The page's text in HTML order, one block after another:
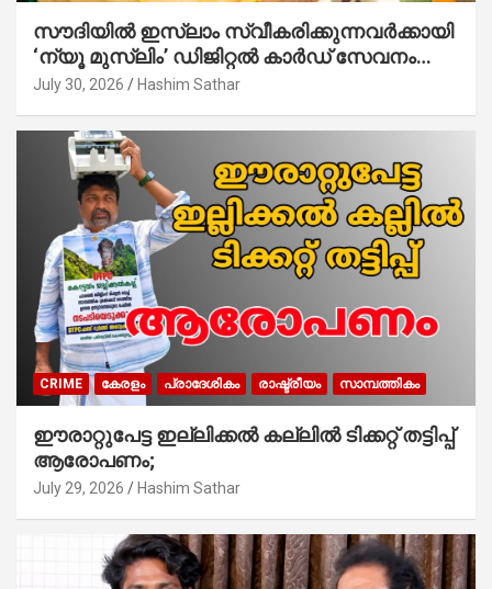
സൗദിയില്‍ ഇസ്‌ലാം സ്വീകരിക്കുന്നവര്‍ക്കായി
‘ന്യൂ മുസ്ലിം’ ഡിജിറ്റല്‍ കാര്‍ഡ് സേവനം
ആരംഭിച്ചു
July 30, 2026 Hashim Sathar
CRIME കേരളം പ്രാദേശികം രാഷ്ട്രീയം സാമ്പത്തികം
ഈരാറ്റുപേട്ട ഇല്ലിക്കൽ കല്ലിൽ ടിക്കറ്റ് തട്ടിപ്പ്
ആരോപണം;
July 29, 2026 Hashim Sathar